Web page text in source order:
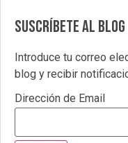
Suscríbete al
Introduce tu correo
blog y recibir
Dirección de Email